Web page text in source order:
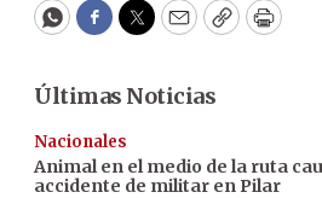
WhatsApp
Facebook
Twitter
EmailCopyPrint
Últimas Noticias
Nacionales
Animal en el medio de la ruta
accidente de militar en Pilar